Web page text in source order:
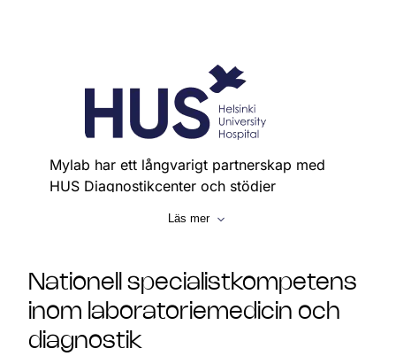
Mylab har ett långvarigt partnerskap med
HUS Diagnostikcenter och stödjer
Över 170 provtagningsenheter
3,500 anställda
Upptagningsområde: cirka 2 miljoner
Läs mer
Nationell specialistkompetens
inom laboratoriemedicin och
diagnostik